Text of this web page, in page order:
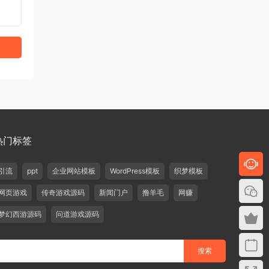
门标签
流 ppt 企业网站模板 WordPress模板 织梦模板
页游戏 传奇游戏源码 新闻门户 撸羊毛 网赚
幻西游源码 问道游戏源码